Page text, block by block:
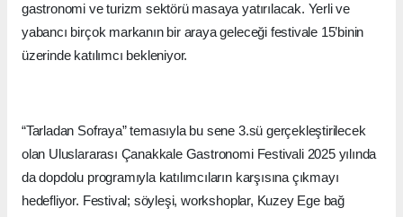
gastronomi ve turizm sektörü masaya yatırılacak. Yerli ve
yabancı birçok markanın bir araya geleceği festivale 15’binin
üzerinde katılımcı bekleniyor.
“Tarladan Sofraya” temasıyla bu sene 3.sü gerçekleştirilecek
olan Uluslararası Çanakkale Gastronomi Festivali 2025 yılında
da dopdolu programıyla katılımcıların karşısına çıkmayı
hedefliyor. Festival; söyleşi, workshoplar, Kuzey Ege bağ